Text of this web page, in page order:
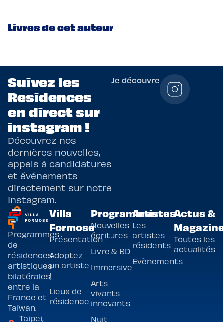
Livres de cet auteur
Suivez les
Residences
en direct sur
instagram !
Découvrez nos
dernières nouvelles,
appels à candidatures
et événements
directement sur notre
Instagram.
Je découvre
Programmes
de
résidences
artistiques
bilatérales,
entre la
France et
Taïwan.
Taipei,
Villa
Formose
Présentation
Adoptez
un artiste
!
Lieux de
résidence
Programmes
Nouvelles
écritures
Livre & BD
Immersive
Arts
vivants
innovants
Nuit
Artistes
Les
artistes
résidents
Evènements
Actus &
Toutes les
actualités